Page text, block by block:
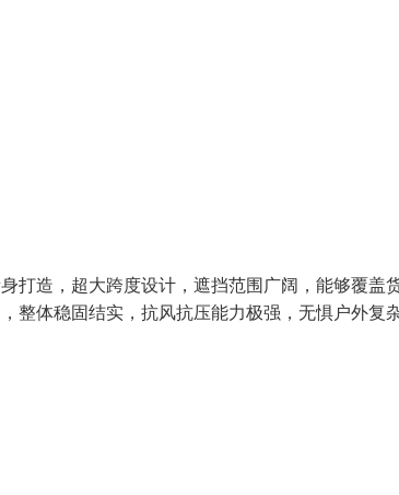
打造，超大跨度设计，遮挡范围广阔，能够覆盖
整体稳固结实，抗风抗压能力极强，无惧户外复